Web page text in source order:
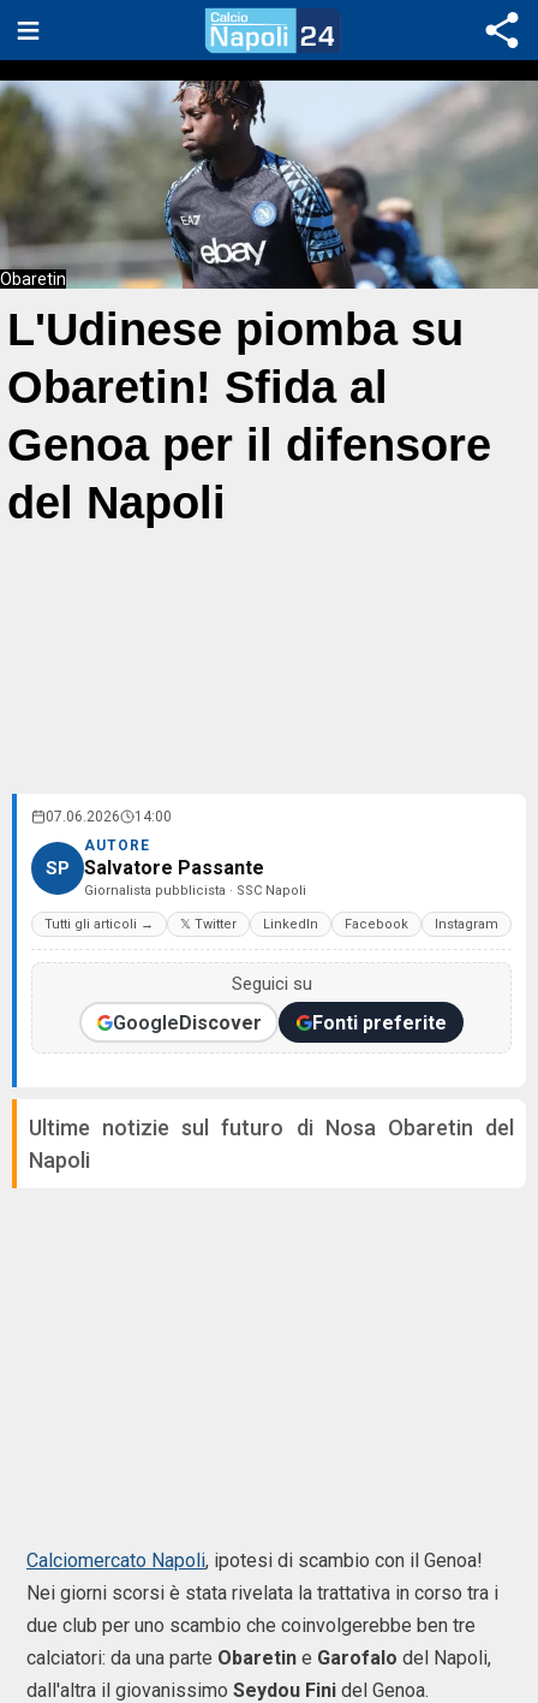
Obaretin
L'Udinese piomba su
Obaretin! Sfida al
Genoa per il difensore
del Napoli
07.06.2026 14:00
SP
AUTORE
Salvatore Passante
Giornalista pubblicista · SSC Napoli
Tutti gli articoli → 𝕏 Twitter LinkedIn Facebook Instagram
Seguici su
GoogleDiscover Fonti preferite
Ultime notizie sul futuro di Nosa Obaretin del
Napoli
Calciomercato Napoli, ipotesi di scambio con il Genoa!
Nei giorni scorsi è stata rivelata la trattativa in corso tra i
due club per uno scambio che coinvolgerebbe ben tre
calciatori: da una parte Obaretin e Garofalo del Napoli,
dall'altra il giovanissimo Seydou Fini del Genoa.